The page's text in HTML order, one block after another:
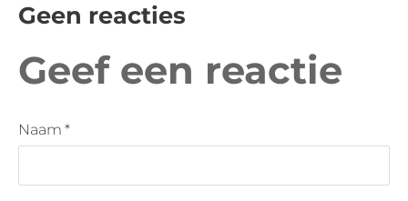
Geen reacties
Geef een reactie
Naam *